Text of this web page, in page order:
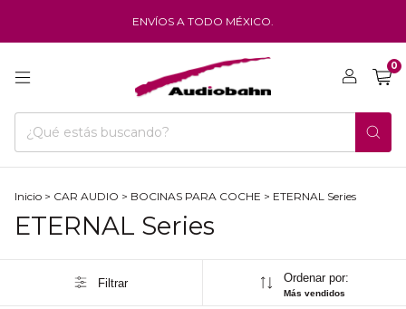
ENVÍOS A TODO MÉXICO.
0
Inicio > CAR AUDIO > BOCINAS PARA COCHE > ETERNAL Series
ETERNAL Series
Filtrar Ordenar por:
Más vendidos